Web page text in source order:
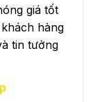
giá tốt
hàng
tin tưởng